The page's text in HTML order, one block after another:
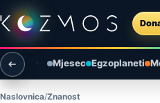
Preskoči na sadržaj
Otvori izbornik
Otvori pretragu
Mjesec Egzoplaneti
Naslovnica Znanost